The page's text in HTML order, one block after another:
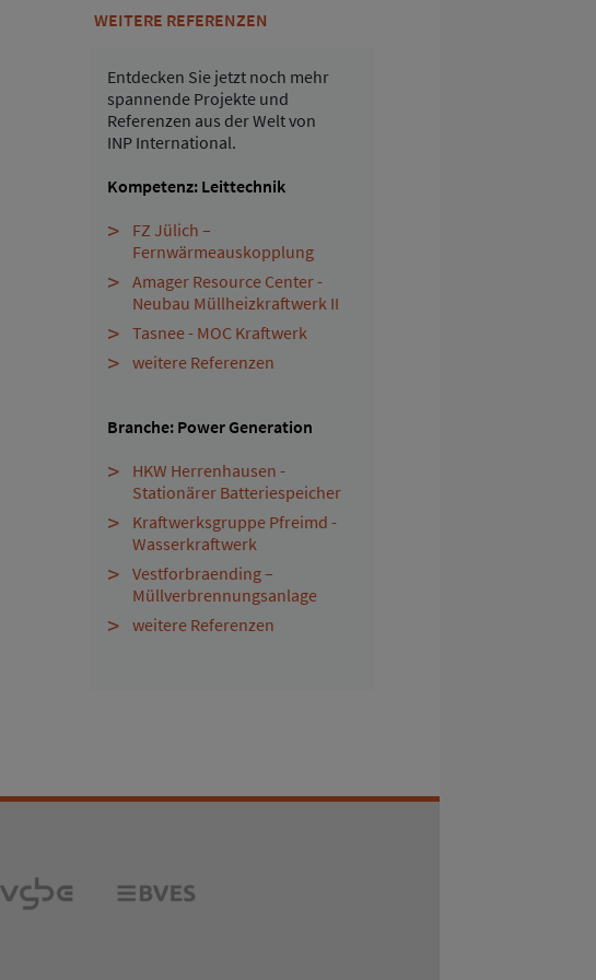
WEITERE REFERENZEN
Entdecken Sie jetzt noch mehr
spannende Projekte und
Referenzen aus der Welt von
INP International.
Kompetenz: Leittechnik
FZ Jülich –
Fernwärmeauskopplung
Amager Resource Center -
Neubau Müllheizkraftwerk II
Tasnee - MOC Kraftwerk
weitere Referenzen
Branche: Power Generation
HKW Herrenhausen -
Stationärer Batteriespeicher
Kraftwerksgruppe Pfreimd -
Wasserkraftwerk
Vestforbraending –
Müllverbrennungsanlage
weitere Referenzen